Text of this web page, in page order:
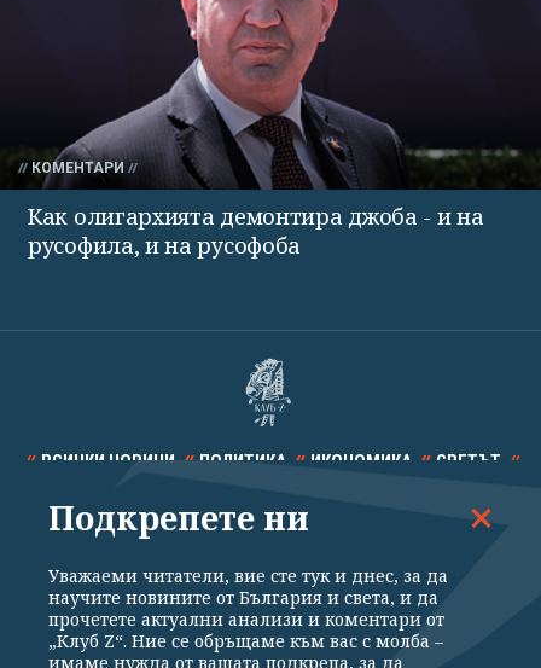
КОМЕНТАРИ
Как олигархията демонтира джоба - и на
русофила, и на русофоба
ВСИЧКИ НОВИНИ ПОЛИТИКА ИКОНОМИКА СВЕТЪТ
СПОРТ КУЛТУРА ТЕХНОЛОГИИ КАЛЕЙДОСКОП
Подкрепете ни
Уважаеми читатели, вие сте тук и днес, за да
научите новините от България и света, и да
прочетете актуални анализи и коментари от
„Клуб Z“. Ние се обръщаме към вас с молба –
имаме нужда от вашата подкрепа, за да